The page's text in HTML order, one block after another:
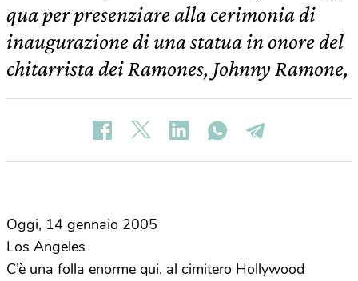
qua per presenziare alla cerimonia di
inaugurazione di una statua in onore del
chitarrista dei Ramones, Johnny Ramone,
Oggi, 14 gennaio 2005
Los Angeles
C’è una folla enorme qui, al cimitero Hollywood